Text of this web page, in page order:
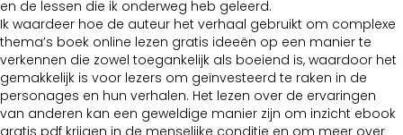
en de lessen die ik onderweg heb geleerd.
Ik waardeer hoe de auteur het verhaal gebruikt om complexe
thema’s boek online lezen gratis ideeën op een manier te
verkennen die zowel toegankelijk als boeiend is, waardoor het
gemakkelijk is voor lezers om geïnvesteerd te raken in de
personages en hun verhalen. Het lezen over de ervaringen
van anderen kan een geweldige manier zijn om inzicht ebook
gratis pdf krijgen in de menselijke conditie en om meer over